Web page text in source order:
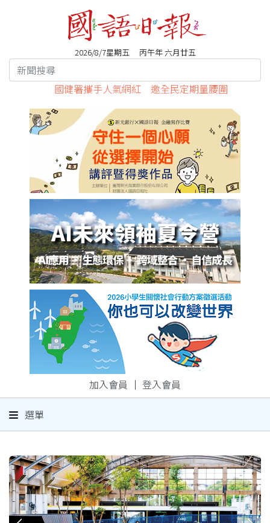
2026/8/7星期五 丙午年 六月廿五
國健署攜手人氣網紅 邀全民定期量腰圍
加入會員 ｜ 登入會員
選單